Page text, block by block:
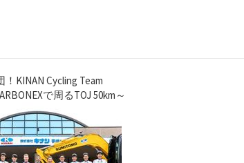
！KINAN Cycling Team
で周るTOJ 50km～